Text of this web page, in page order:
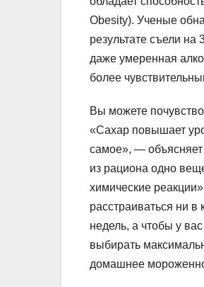
Obesity). Ученые
результате съели на
даже умеренная
более
Вы можете
«Сахар повышает
самое», — объясняет
из рациона одно
химические
расстраиваться ни
недель, а чтобы у
выбирать
домашнее